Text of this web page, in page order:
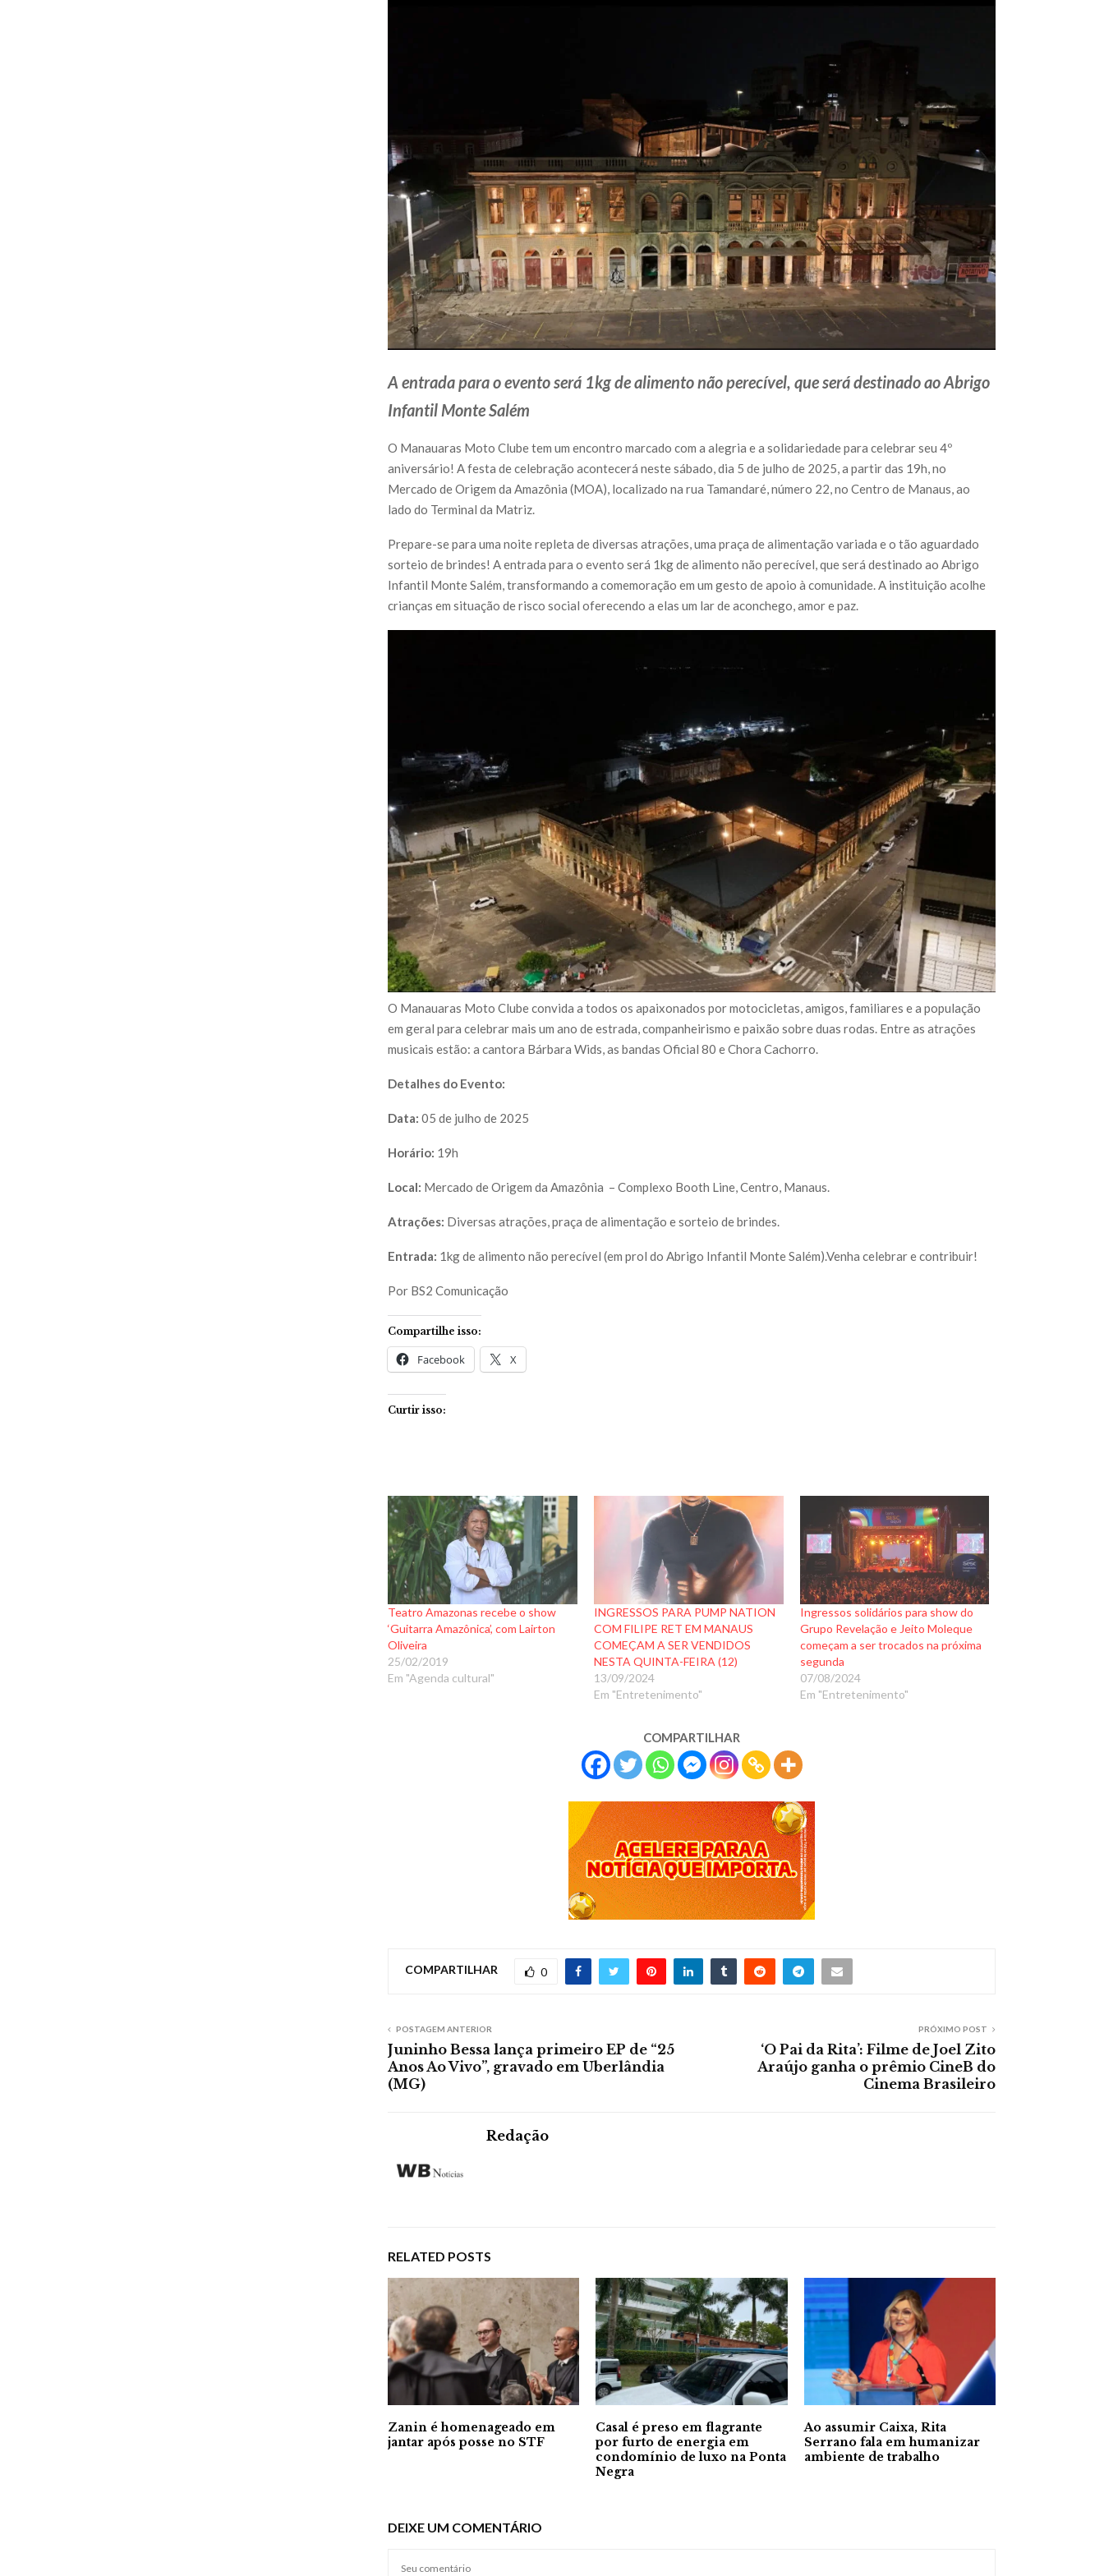
A entrada para o evento será 1kg de alimento não perecível, que será destinado ao Abrigo
Infantil Monte Salém
O Manauaras Moto Clube tem um encontro marcado com a alegria e a solidariedade para celebrar seu 4º
aniversário! A festa de celebração acontecerá neste sábado, dia 5 de julho de 2025, a partir das 19h, no
Mercado de Origem da Amazônia (MOA), localizado na rua Tamandaré, número 22, no Centro de Manaus, ao
lado do Terminal da Matriz.
Prepare-se para uma noite repleta de diversas atrações, uma praça de alimentação variada e o tão aguardado
sorteio de brindes! A entrada para o evento será 1kg de alimento não perecível, que será destinado ao Abrigo
Infantil Monte Salém, transformando a comemoração em um gesto de apoio à comunidade. A instituição acolhe
crianças em situação de risco social oferecendo a elas um lar de aconchego, amor e paz.
O Manauaras Moto Clube convida a todos os apaixonados por motocicletas, amigos, familiares e a população
em geral para celebrar mais um ano de estrada, companheirismo e paixão sobre duas rodas. Entre as atrações
musicais estão: a cantora Bárbara Wids, as bandas Oficial 80 e Chora Cachorro.
Detalhes do Evento:
Data: 05 de julho de 2025
Horário: 19h
Local: Mercado de Origem da Amazônia – Complexo Booth Line, Centro, Manaus.
Atrações: Diversas atrações, praça de alimentação e sorteio de brindes.
Entrada: 1kg de alimento não perecível (em prol do Abrigo Infantil Monte Salém).Venha celebrar e contribuir!
Por BS2 Comunicação
Compartilhe isso:
Facebook X
Curtir isso:
Teatro Amazonas recebe o show
‘Guitarra Amazônica’, com Lairton
Oliveira
25/02/2019
Em "Agenda cultural"
INGRESSOS PARA PUMP NATION
COM FILIPE RET EM MANAUS
COMEÇAM A SER VENDIDOS
NESTA QUINTA-FEIRA (12)
13/09/2024
Em "Entretenimento"
Ingressos solidários para show do
Grupo Revelação e Jeito Moleque
começam a ser trocados na próxima
segunda
07/08/2024
Em "Entretenimento"
COMPARTILHAR
COMPARTILHAR 0
POSTAGEM ANTERIOR
Juninho Bessa lança primeiro EP de “25
Anos Ao Vivo”, gravado em Uberlândia
(MG)
PRÓXIMO POST
‘O Pai da Rita’: Filme de Joel Zito
Araújo ganha o prêmio CineB do
Cinema Brasileiro
Redação
RELATED POSTS
Zanin é homenageado em
jantar após posse no STF
Casal é preso em flagrante
por furto de energia em
condomínio de luxo na Ponta
Negra
Ao assumir Caixa, Rita
Serrano fala em humanizar
ambiente de trabalho
DEIXE UM COMENTÁRIO